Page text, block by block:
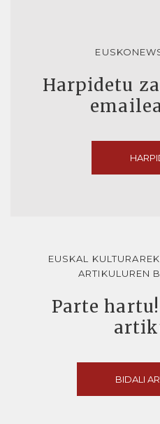
Harpidetu
EUSKAL
ARTIKULUREN
Parte
BIDALI